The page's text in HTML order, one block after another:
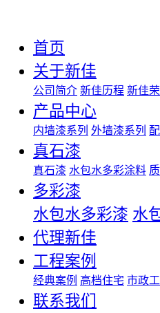
首页
关于新佳
公司简介 新佳历程 新佳
产品中心
内墙漆系列 外墙漆系列
真石漆
真石漆 水包水多彩涂料
多彩漆
水包水多彩漆 水
代理新佳
工程案例
经典案例 高档住宅 市政
联系我们